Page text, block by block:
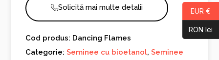
Solicită mai multe detalii
Cod produs: Dancing Flames
Categorie:Seminee cu bioetanol,Seminee
EUR €
RON lei